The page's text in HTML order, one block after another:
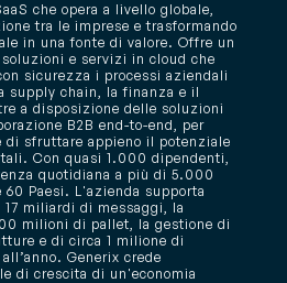
che opera a livello globale,
tra le imprese e trasformando
in una fonte di valore. Offre un
e servizi in cloud che
sicurezza i processi aziendali
chain, la finanza e il
a disposizione delle soluzioni
B2B end-to-end, per
di sfruttare appieno il potenziale
Con quasi 1.000 dipendenti,
quotidiana a più di 5.000
Paesi. L'azienda supporta
miliardi di messaggi, la
milioni di pallet, la gestione di
e di circa 1 milione di
Generix crede
di crescita di un'economia